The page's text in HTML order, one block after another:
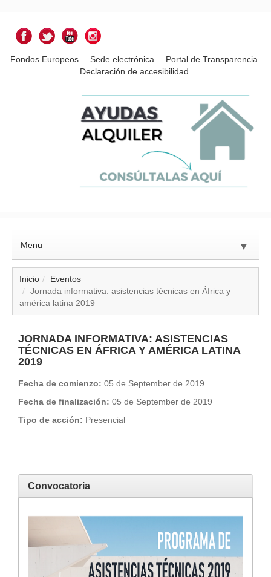
Fondos Europeos Sede electrónica
Portal de Transparencia
Declaración de accesibilidad
Menu ▼
Inicio
Eventos
Jornada informativa: asistencias técnicas en África y
américa latina 2019
JORNADA INFORMATIVA: ASISTENCIAS
TÉCNICAS EN ÁFRICA Y AMÉRICA LATINA
2019
Fecha de comienzo: 05 de September de 2019
Fecha de finalización: 05 de September de 2019
Tipo de acción: Presencial
Convocatoria